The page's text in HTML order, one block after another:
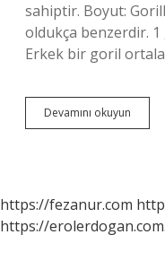
sahiptir. Boyut:
oldukça benzerdir.
Erkek bir goril
Devamını okuyun
Mı
Mi
https://fezanur.com
https://